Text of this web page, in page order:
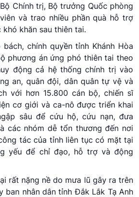
Chính trị, Bộ trưởng Quốc phòng
và trao nhiều phần quà hỗ trợ
khó khăn sau thiên tai.
chính quyền tỉnh Khánh Hòa
phương án ứng phó thiên tai theo
động cả hệ thống chính trị vào
an, quân đội, dân quân tự vệ và
với hơn 15.800 cán bộ, chiến sĩ
cơ giới và ca-nô được triển khai
sâu để cứu hộ, cứu nạn, đưa
các nhóm dễ tổn thương đến nơi
tác của tỉnh liên tục có mặt tại
yếu để chỉ đạo, hỗ trợ và động
rất nặng nề do mưa lũ gây ra trên
ban nhân dân tỉnh Đắk Lắk Tạ Anh